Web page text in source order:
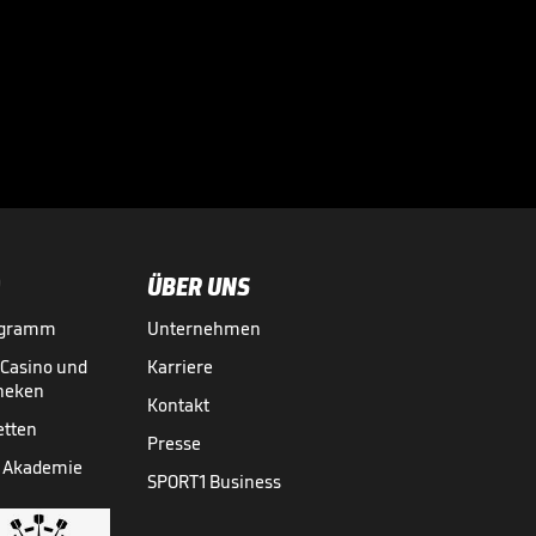
und
Akademie
ÜBER UNS
Unternehmen
Karriere
Kontakt
Presse
SPORT1 Business